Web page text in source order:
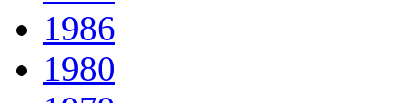
1986
1980